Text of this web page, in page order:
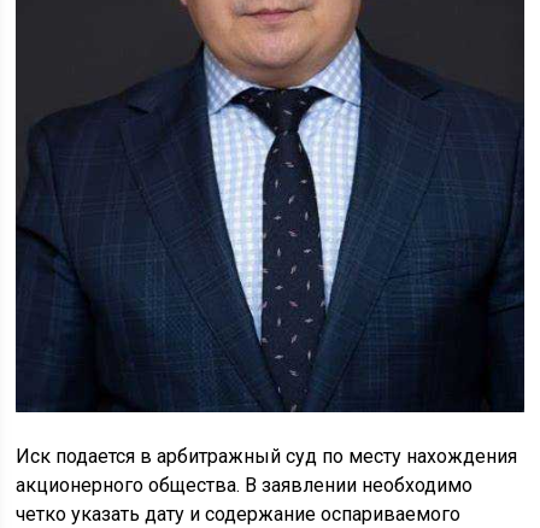
Иск подается в арбитражный суд по месту нахождения
акционерного общества. В заявлении необходимо
четко указать дату и содержание оспариваемого